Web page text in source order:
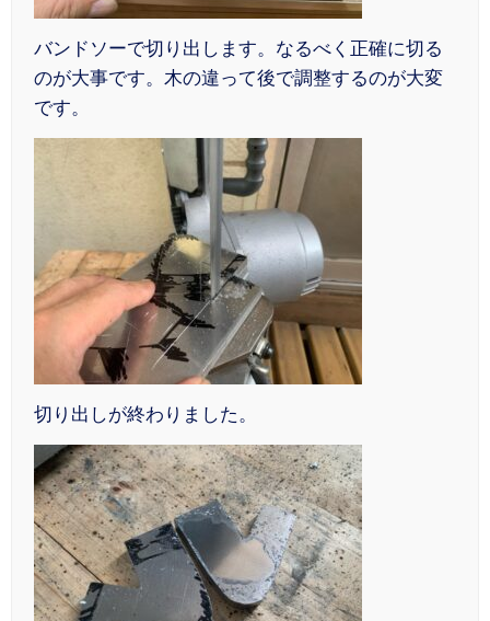
バンドソーで切り出します。なるべく正確に切る
のが大事です。木の違って後で調整するのが大変
です。
切り出しが終わりました。